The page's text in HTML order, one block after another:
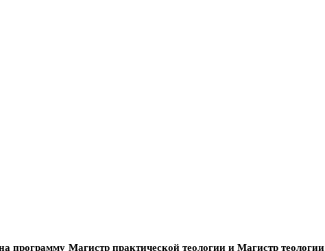
программу Магистр практической теологии и Магистр теологии